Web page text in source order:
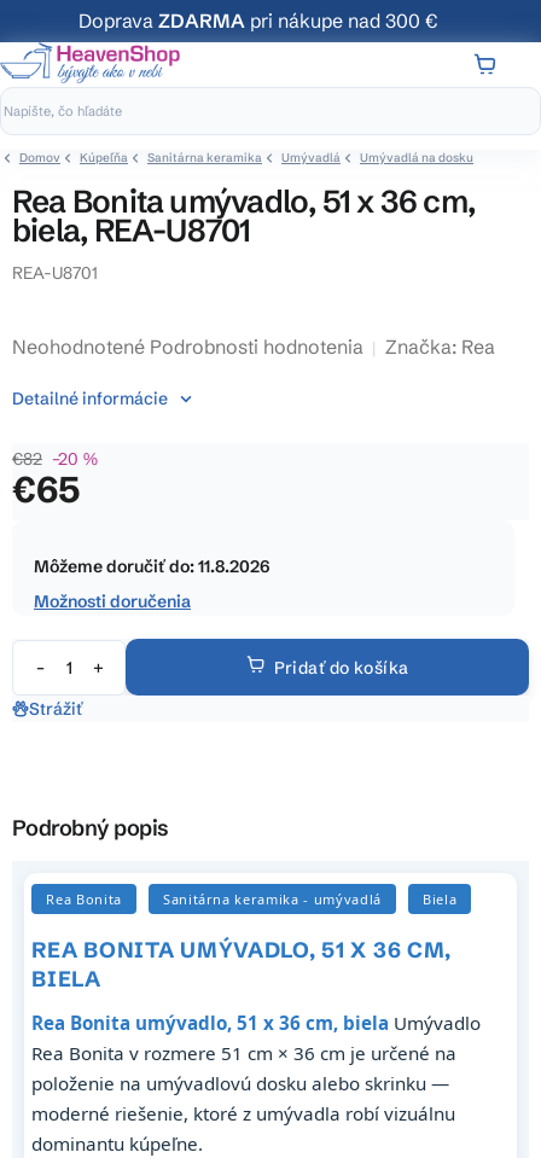
na
obsah
Doprava ZDARMA pri nákupe nad 300 €
Domov Kúpeľňa Sanitárna keramika Umývadlá Umývadlá na dosku
Rea Bonita umývadlo, 51 x 36 cm,
biela, REA-U8701
REA-U8701
Priemerné
produktu
0,0
z
Neohodnotené Podrobnosti hodnotenia Značka: Rea
€82 –20 %
€65
cena:
Môžeme doručiť do:11.8.2026
Možnosti doručenia
Pridať do košíka
Detailné informácie
Strážiť
Podrobný popis
Rea Bonita Sanitárna keramika - umývadlá Biela
REA BONITA UMÝVADLO, 51 X 36 CM,
BIELA
Rea Bonita umývadlo, 51 x 36 cm, biela Umývadlo
Rea Bonita v rozmere 51 cm × 36 cm je určené na
položenie na umývadlovú dosku alebo skrinku —
moderné riešenie, ktoré z umývadla robí vizuálnu
dominantu kúpeľne.